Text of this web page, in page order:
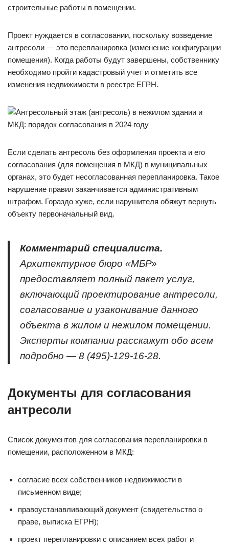
строительные работы в помещении.
Проект нуждается в согласовании, поскольку возведение
антресоли — это перепланировка (изменение конфигурации
помещения). Когда работы будут завершены, собственнику
необходимо пройти кадастровый учет и отметить все
изменения недвижимости в реестре ЕГРН.
Если сделать антресоль без оформления проекта и его
согласования (для помещения в МКД) в муниципальных
органах, это будет несогласованная перепланировка. Такое
нарушение правил заканчивается административным
штрафом. Гораздо хуже, если нарушителя обяжут вернуть
объекту первоначальный вид.
Комментарий специалиста.
Архитектурное бюро «МБР»
предоставляет полный пакет услуг,
включающий проектирование антресоли,
согласование и узаконивание данного
объекта в жилом и нежилом помещении.
Эксперты компании расскажут обо всем
подробно — 8 (495)-129-16-28.
Документы для согласования
антресоли
Список документов для согласования перепланировки в
помещении, расположенном в МКД:
согласие всех собственников недвижимости в
письменном виде;
правоустанавливающий документ (свидетельство о
праве, выписка ЕГРН);
проект перепланировки с описанием всех работ и